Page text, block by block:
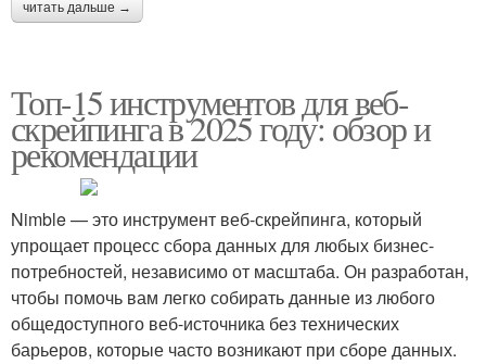
читать дальше →
Топ-15 инструментов для веб-
скрейпинга в 2025 году: обзор и
рекомендации
Nimble — это инструмент веб-скрейпинга, который
упрощает процесс сбора данных для любых бизнес-
потребностей, независимо от масштаба. Он разработан,
чтобы помочь вам легко собирать данные из любого
общедоступного веб-источника без технических
барьеров, которые часто возникают при сборе данных.